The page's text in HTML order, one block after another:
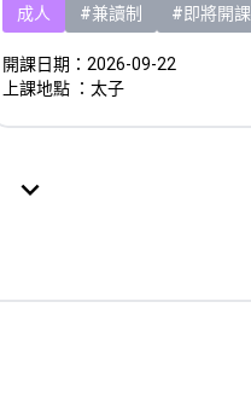
成人 #兼讀制 #即將開課
開課日期：2026-09-22
上課地點 ：太子
expand_more